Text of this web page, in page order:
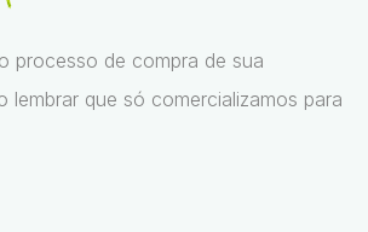
processo de compra de sua
lembrar que só comercializamos para